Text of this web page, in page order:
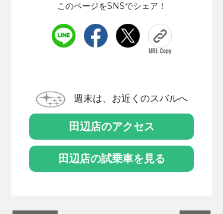
このページをSNSでシェア！
週末は、お近くのスバルへ
田辺店のアクセス
田辺店の試乗車を見る